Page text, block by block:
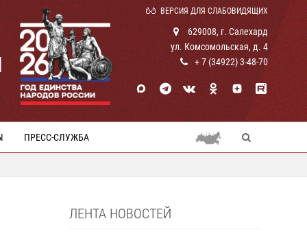
ВЕРСИЯ ДЛЯ СЛАБОВИДЯЩИХ
629008, г. Салехард
ул. Комсомольская, д. 4
+ 7 (34922) 3-48-70
ПРЕСС-СЛУЖБА
ЛЕНТА НОВОСТЕЙ